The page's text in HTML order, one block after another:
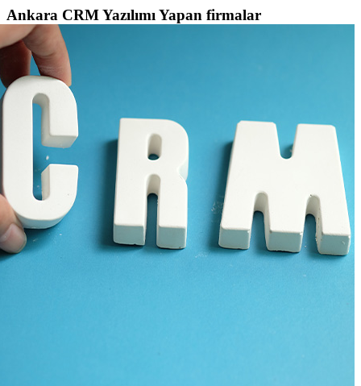
Ankara CRM Yazılımı Yapan firmalar